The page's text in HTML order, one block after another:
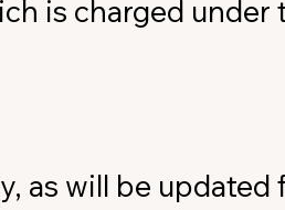
is charged under
as will be updated